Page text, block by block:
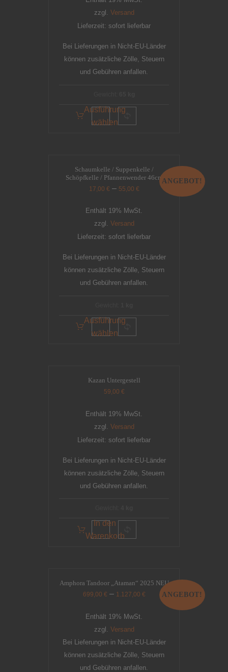
zzgl. Versand
Lieferzeit: sofort lieferbar
Bei Lieferungen in Nicht-EU-Länder
können zusätzliche Zölle, Steuern
und Gebühren anfallen.
Ausführung
wählen
ANGEBOT!
Schaumkelle / Suppenkelle /
Schöpfkelle / Pfannenwender 46cm
17,00 € – 55,00 €
Enthält 19% MwSt.
zzgl. Versand
Lieferzeit: sofort lieferbar
Bei Lieferungen in Nicht-EU-Länder
können zusätzliche Zölle, Steuern
und Gebühren anfallen.
Ausführung
wählen
Kazan Untergestell
59,00 €
Enthält 19% MwSt.
zzgl. Versand
Lieferzeit: sofort lieferbar
Bei Lieferungen in Nicht-EU-Länder
können zusätzliche Zölle, Steuern
und Gebühren anfallen.
In den
Warenkorb
ANGEBOT!
Amphora Tandoor „Ataman“ 2025 NEU
699,00 € – 1.127,00 €
Enthält 19% MwSt.
zzgl. Versand
Bei Lieferungen in Nicht-EU-Länder
können zusätzliche Zölle, Steuern
und Gebühren anfallen.